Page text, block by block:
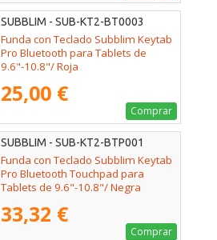
SUBBLIM - SUB-KT2-BT0003
Funda con Teclado Subblim Keytab
Pro Bluetooth para Tablets de
9.6"-10.8"/ Roja
25,00 €
Comprar
SUBBLIM - SUB-KT2-BTP001
Funda con Teclado Subblim Keytab
Pro Bluetooth Touchpad para
Tablets de 9.6"-10.8"/ Negra
33,32 €
Comprar